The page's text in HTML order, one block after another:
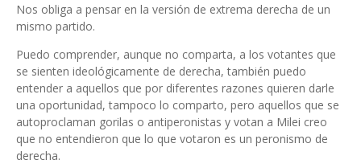
Nos obliga a pensar en la versión de extrema derecha de un
mismo partido.
Puedo comprender, aunque no comparta, a los votantes que
se sienten ideológicamente de derecha, también puedo
entender a aquellos que por diferentes razones quieren darle
una oportunidad, tampoco lo comparto, pero aquellos que se
autoproclaman gorilas o antiperonistas y votan a Milei creo
que no entendieron que lo que votaron es un peronismo de
derecha.